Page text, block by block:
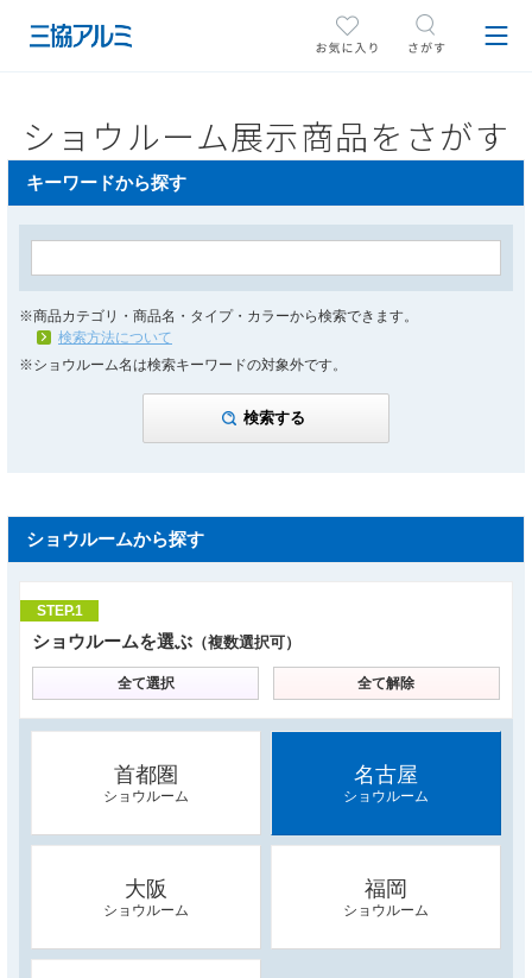
ショウルーム展示商品をさがす
キーワードから探す
※商品カテゴリ・商品名・タイプ・カラーから検索できます。
検索方法について
※ショウルーム名は検索キーワードの対象外です。
ショウルームから探す
STEP.1
ショウルームを選ぶ （複数選択可）
全て選択 全て解除
首都圏
ショウルーム
名古屋
ショウルーム
大阪
ショウルーム
福岡
ショウルーム